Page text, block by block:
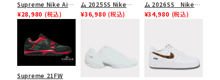
Supreme Nike Air
Force 1 Low シュプ
ース１スニーカー シ
ューズ ホワイト
¥28,980 (税込)
ム 2025SS Nike
Leather Shoulder
¥36,980 (税込)
ム 2026SS Nike
SB Air Max 2 CB 94
ロー SP ホワイト
¥34,980 (税込)
Supreme 21FW